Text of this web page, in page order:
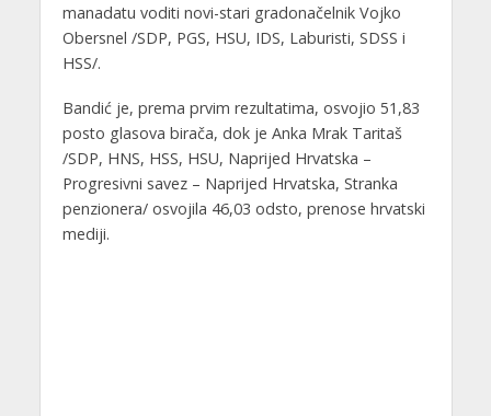
manadatu voditi novi-stari gradonačelnik Vojko
Obersnel /SDP, PGS, HSU, IDS, Laburisti, SDSS i
HSS/.
Bandić je, prema prvim rezultatima, osvojio 51,83
posto glasova birača, dok je Anka Mrak Taritaš
/SDP, HNS, HSS, HSU, Naprijed Hrvatska –
Progresivni savez – Naprijed Hrvatska, Stranka
penzionera/ osvojila 46,03 odsto, prenose hrvatski
mediji.